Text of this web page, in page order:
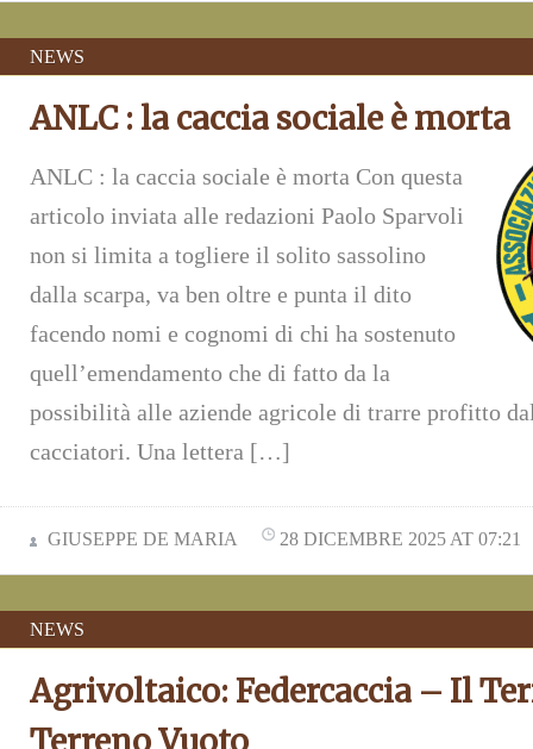
NEWS
ANLC : la caccia sociale è morta
ANLC : la caccia sociale è morta Con questa
articolo inviata alle redazioni Paolo Sparvoli
non si limita a togliere il solito sassolino
dalla scarpa, va ben oltre e punta il dito
facendo nomi e cognomi di chi ha sostenuto
quell’emendamento che di fatto da la
possibilità alle aziende agricole di trarre profitto
cacciatori. Una lettera […]
GIUSEPPE DE MARIA 28 DICEMBRE 2025 AT 07:21
NEWS
Agrivoltaico: Federcaccia – Il